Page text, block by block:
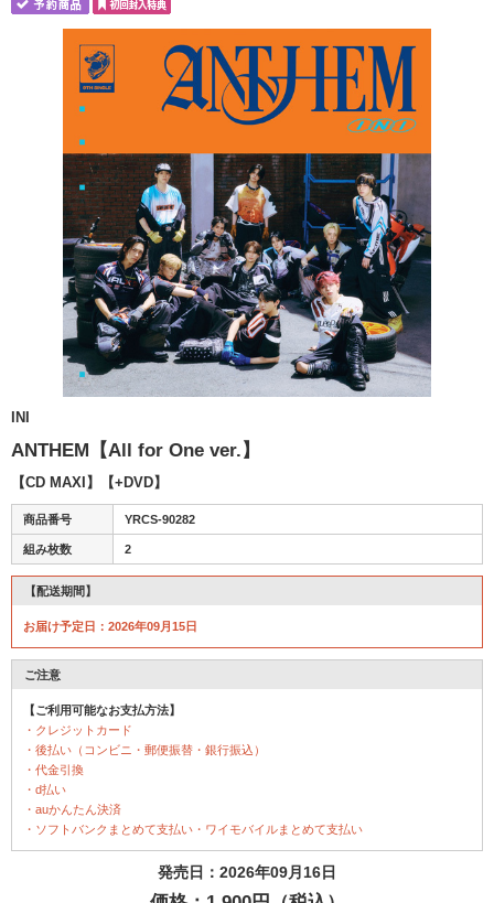
INI
ANTHEM【All for One ver.】
【CD MAXI】【+DVD】
商品番号 YRCS-90282
組み枚数 2
【配送期間】
お届け予定日：2026年09月15日
ご注意
【ご利用可能なお支払方法】
・クレジットカード
・後払い（コンビニ・郵便振替・銀行振込）
・代金引換
・d払い
・auかんたん決済
・ソフトバンクまとめて支払い・ワイモバイルまとめて支払い
発売日：2026年09月16日